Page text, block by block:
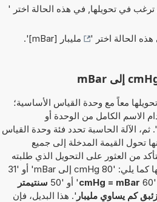
ترغب في تحويلها, في هذه الحالة اختر '
هذه الحالة اختر '
مليبار [mBar] '.
معاً مع وحدة القياس الأساسية؛
استخدام الاسم الكامل من الوحدة أو
الاختصارعلى سبيل المثال، سواء 'سنتيمتر زئبق' أو 'cmHg'. ثم، الآلة الحاسبة تحدد فئة وحدة القياس
تحول القيمة المدخلة إلى جميع
من العثور على التحويل الذي طلبته
في الأصل. بدلاً من ذلك، يمكن إدخال القيمة المطلوب تحويلها كما يلي: '80 cmHg إلى mBar' أو '31
cmHg = mBar' أو '50
سنتيمتر
كم يساوي مليبار '. هذا البديل، فإن